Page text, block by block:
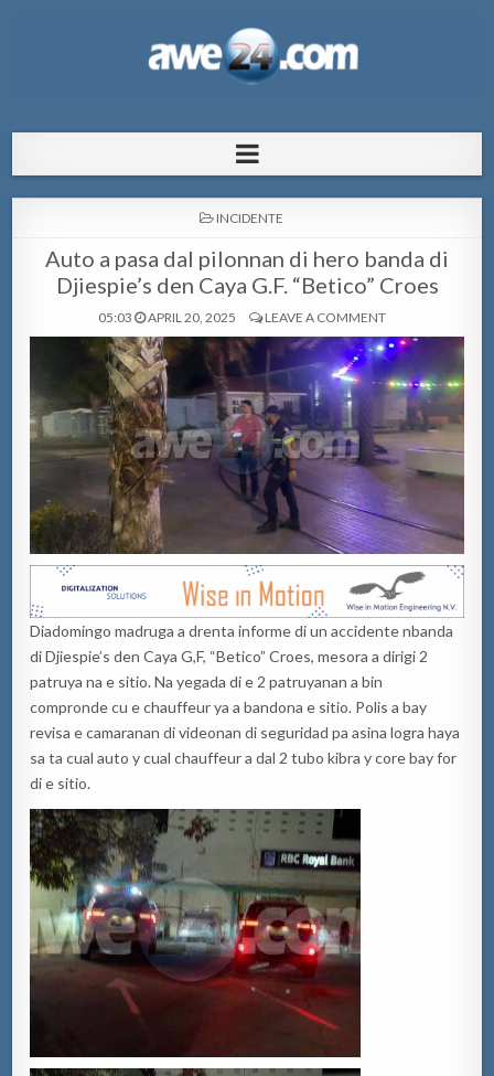
pa Aruba
POSTED
INCIDENTE
Auto a pasa dal pilonnan di hero banda di
Djiespie’s den Caya G.F. “Betico” Croes
05:03 APRIL 20, 2025 LEAVE A COMMENT
Diadomingo madruga a drenta informe di un accidente nbanda
di Djiespie’s den Caya G,F, “Betico” Croes, mesora a dirigi 2
patruya na e sitio. Na yegada di e 2 patruyanan a bin
compronde cu e chauffeur ya a bandona e sitio. Polis a bay
revisa e camaranan di videonan di seguridad pa asina logra haya
sa ta cual auto y cual chauffeur a dal 2 tubo kibra y core bay for
di e sitio.